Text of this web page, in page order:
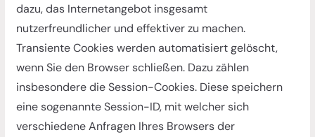
dazu, das Internetangebot insgesamt
nutzerfreundlicher und effektiver zu machen.
Transiente Cookies werden automatisiert gelöscht,
wenn Sie den Browser schließen. Dazu zählen
insbesondere die Session-Cookies. Diese speichern
eine sogenannte Session-ID, mit welcher sich
verschiedene Anfragen Ihres Browsers der